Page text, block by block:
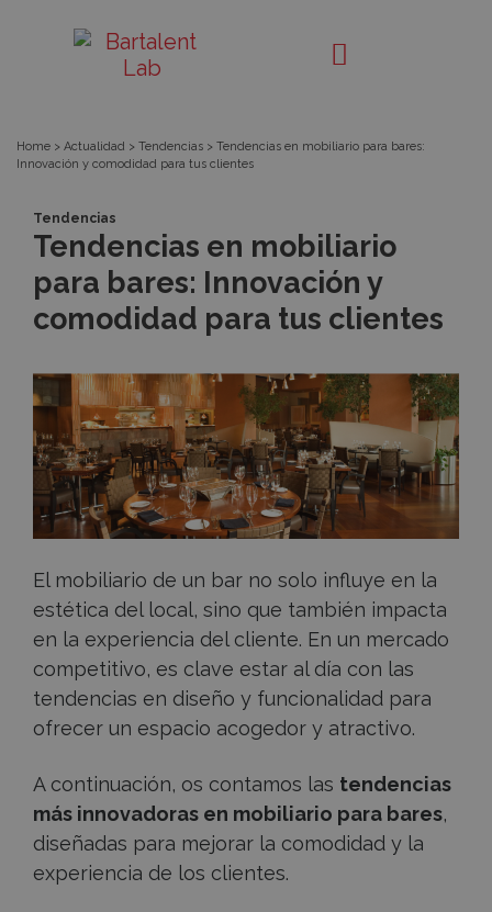
Tendencias
mobiliario
bares:
Innovación
comodidad
para
tus
clientes
Bartalent
Lab
Home > Actualidad > Tendencias > Tendencias en mobiliario para bares:
Innovación y comodidad para tus clientes
Tendencias
Tendencias en mobiliario
para bares: Innovación y
comodidad para tus clientes
El mobiliario de un bar no solo influye en la
estética del local, sino que también impacta
en la experiencia del cliente. En un mercado
competitivo, es clave estar al día con las
tendencias en diseño y funcionalidad para
ofrecer un espacio acogedor y atractivo.
A continuación, os contamos las tendencias
más innovadoras en mobiliario para bares,
diseñadas para mejorar la comodidad y la
experiencia de los clientes.